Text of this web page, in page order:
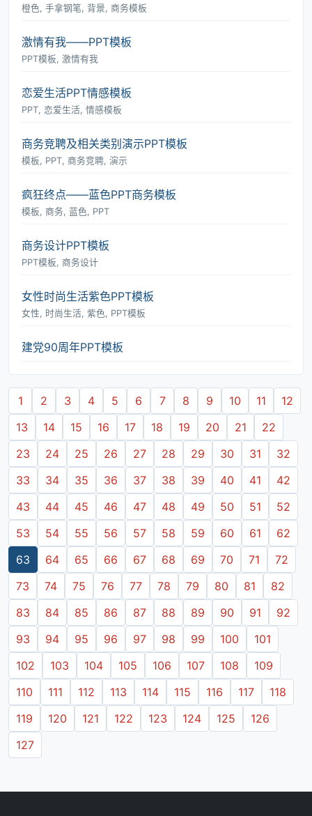
橙色, 手拿钢笔, 背景, 商务模板
激情有我――PPT模板
PPT模板, 激情有我
恋爱生活PPT情感模板
PPT, 恋爱生活, 情感模板
商务竞聘及相关类别演示PPT模板
模板, PPT, 商务竞聘, 演示
疯狂终点――蓝色PPT商务模板
模板, 商务, 蓝色, PPT
商务设计PPT模板
PPT模板, 商务设计
女性时尚生活紫色PPT模板
女性, 时尚生活, 紫色, PPT模板
建党90周年PPT模板
1 2 3 4 5 6 7 8 9 10 11
12
13
14 15 16 17 18 19 20 21
22
23
24 25 26 27 28 29 30 31
32
33
34 35 36 37 38 39 40 41
42
43
44 45 46 47 48 49 50 51
52
53
54 55 56 57 58 59 60 61
62
63
64 65 66 67 68 69 70 71
72
73
74 75 76 77 78 79 80 81
82
83
84 85 86 87 88 89 90 91
92
93
94 95 96 97 98 99 100
101
102
103 104 105 106 107 108
109
110
111 112 113 114 115 116 117
118
119
120 121 122 123 124 125
126
127